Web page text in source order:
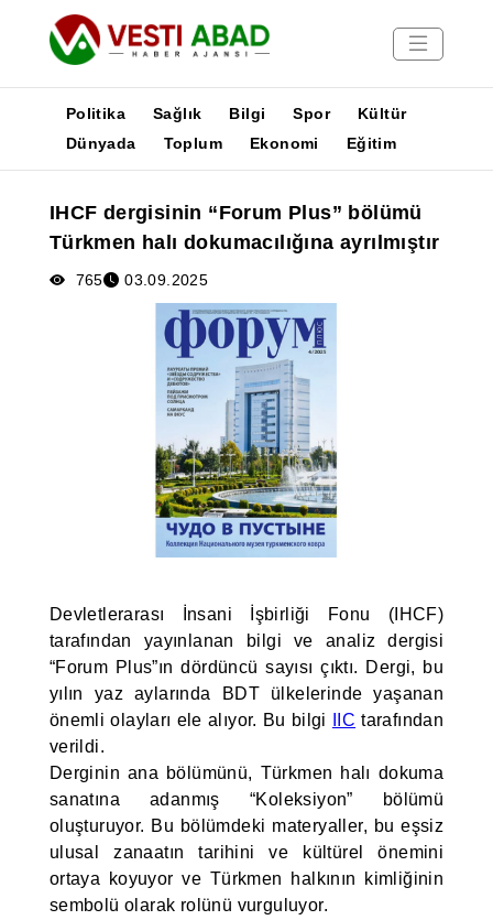
Yayınlar
Medya
Poster
Politika Sağlık Bilgi Spor
Kültür
Dünyada
Toplum Ekonomi Eğitim
IHCF dergisinin “Forum Plus” bölümü
Türkmen halı dokumacılığına ayrılmıştır
765 03.09.2025
Devletlerarası İnsani İşbirliği Fonu (IHCF)
tarafından yayınlanan bilgi ve analiz dergisi
“Forum Plus”ın dördüncü sayısı çıktı. Dergi, bu
yılın yaz aylarında BDT ülkelerinde yaşanan
önemli olayları ele alıyor. Bu bilgi
IIC tarafından
verildi.
Derginin ana bölümünü, Türkmen halı dokuma
sanatına adanmış “Koleksiyon” bölümü
oluşturuyor. Bu bölümdeki materyaller, bu eşsiz
ulusal zanaatın tarihini ve kültürel önemini
ortaya koyuyor ve Türkmen halkının kimliğinin
sembolü olarak rolünü vurguluyor.